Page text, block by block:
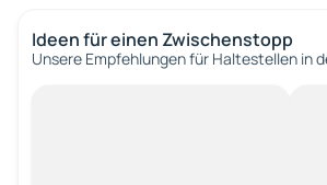
Ideen für einen Zwischenstopp
Unsere Empfehlungen für Haltestellen in